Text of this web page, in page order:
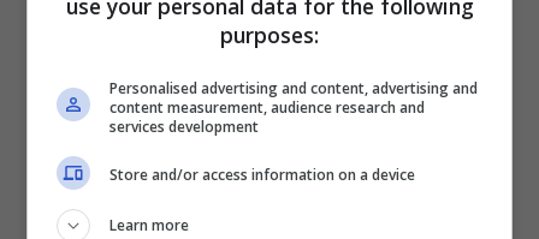
affiancare il Sindaco Leccese tutti gli
assessori coinvolti sui vari aspetti del
progetto “Insula”, il professore
Golinelliin persona a Gaeta, il Presidente di
Cethegus
purposes:
Personalised advertising and content, advertising and
content measurement, audience research and
services development
Store and/or access information on a device
Learn more